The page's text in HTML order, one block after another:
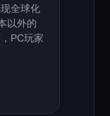
全球化
以外的
PC玩家